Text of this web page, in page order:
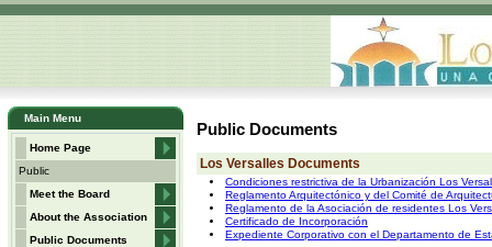
Main Menu
Home Page
Public
Meet the Board
About the Association
Public Documents
Public Documents
Los Versalles Documents
Condiciones restrictiva de la Urbanización Los
Reglamento Arquitectónico y del Comité de
Reglamento de la Asociación de residentes Los
Certificado de Incorporación
Expediente Corporativo con el Departamento de